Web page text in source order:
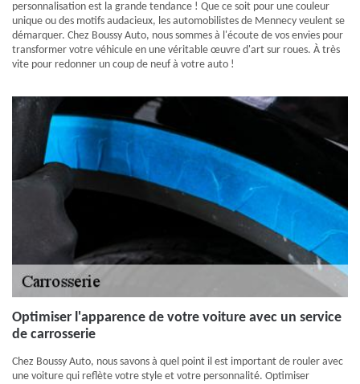
personnalisation est la grande tendance ! Que ce soit pour une couleur
unique ou des motifs audacieux, les automobilistes de Mennecy veulent se
démarquer. Chez Boussy Auto, nous sommes à l'écoute de vos envies pour
transformer votre véhicule en une véritable œuvre d'art sur roues. À très
vite pour redonner un coup de neuf à votre auto !
Optimiser l'apparence de votre voiture avec un service
de carrosserie
Chez Boussy Auto, nous savons à quel point il est important de rouler avec
une voiture qui reflète votre style et votre personnalité. Optimiser